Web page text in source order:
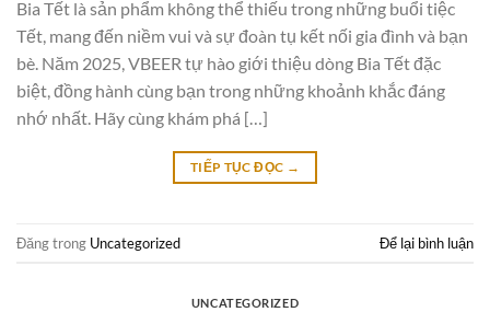
Bia Tết là sản phẩm không thể thiếu trong những buổi tiệc
Tết, mang đến niềm vui và sự đoàn tụ kết nối gia đình và bạn
bè. Năm 2025, VBEER tự hào giới thiệu dòng Bia Tết đặc
biệt, đồng hành cùng bạn trong những khoảnh khắc đáng
nhớ nhất. Hãy cùng khám phá […]
TIẾP TỤC ĐỌC →
Đăng trong Uncategorized Để lại bình luận
UNCATEGORIZED